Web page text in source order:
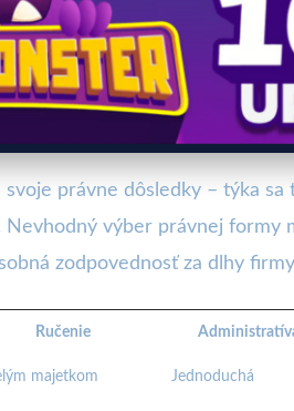
svoje právne dôsledky – týka
výber právnej formy
zodpovednosť za dlhy
Ručenie
majetkom Jednoduchá